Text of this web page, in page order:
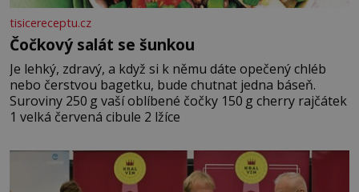
tisicereceptu.cz
Čočkový salát se šunkou
Je lehký, zdravý, a když si k němu dáte opečený chléb
nebo čerstvou bagetku, bude chutnat jedna báseň.
Suroviny 250 g vaší oblíbené čočky 150 g cherry rajčátek
1 velká červená cibule 2 lžíce